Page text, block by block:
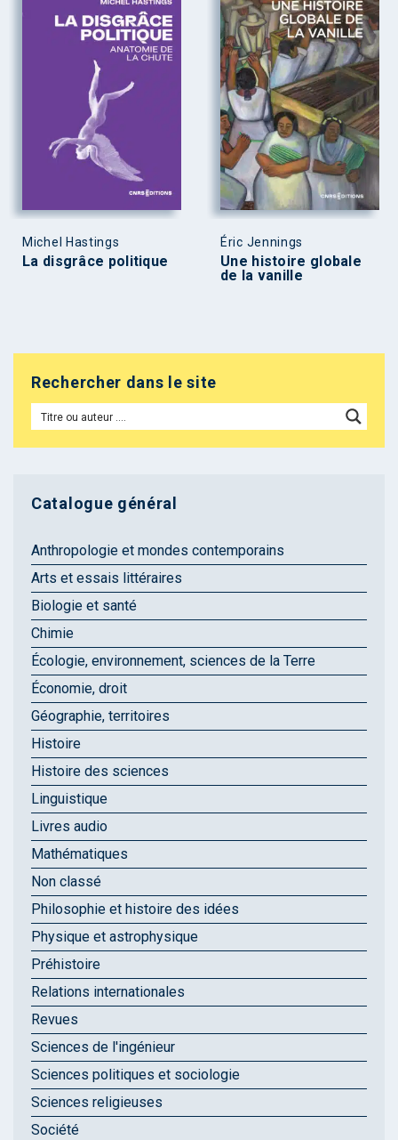
Michel Hastings
La disgrâce politique
Éric Jennings
Une histoire globale
de la vanille
Rechercher dans le site
Catalogue général
Anthropologie et mondes contemporains
Arts et essais littéraires
Biologie et santé
Chimie
Écologie, environnement, sciences de la Terre
Économie, droit
Géographie, territoires
Histoire
Histoire des sciences
Linguistique
Livres audio
Mathématiques
Non classé
Philosophie et histoire des idées
Physique et astrophysique
Préhistoire
Relations internationales
Revues
Sciences de l'ingénieur
Sciences politiques et sociologie
Sciences religieuses
Société